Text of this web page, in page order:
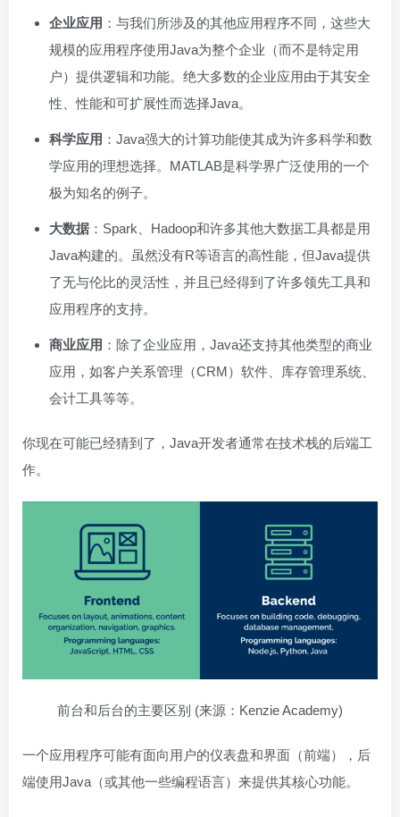
企业应用 ：与我们所涉及的其他应用程序不同，这些大
规模的应用程序使用Java为整个企业（而不是特定用
户）提供逻辑和功能。绝大多数的企业应用由于其安全
性、性能和可扩展性而选择Java。
科学应用 ：Java强大的计算功能使其成为许多科学和数
学应用的理想选择。MATLAB是科学界广泛使用的一个
极为知名的例子。
大数据 ：Spark、Hadoop和许多其他大数据工具都是用
Java构建的。虽然没有R等语言的高性能，但Java提供
了无与伦比的灵活性，并且已经得到了许多领先工具和
应用程序的支持。
商业应用 ：除了企业应用，Java还支持其他类型的商业
应用，如客户关系管理（CRM）软件、库存管理系统、
会计工具等等。
你现在可能已经猜到了，Java开发者通常在技术栈的后端工
作。
前台和后台的主要区别 (来源：Kenzie Academy)
一个应用程序可能有面向用户的仪表盘和界面（前端），后
端使用Java（或其他一些编程语言）来提供其核心功能。